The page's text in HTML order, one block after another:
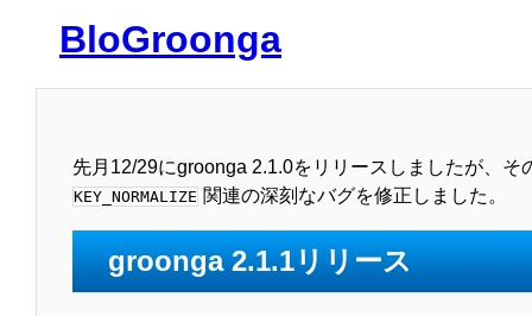
BloGroonga
先月12/29にgroonga 2.1.0をリリースしましたが、
KEY_NORMALIZE 関連の深刻なバグを修正しました。
groonga 2.1.1リリース